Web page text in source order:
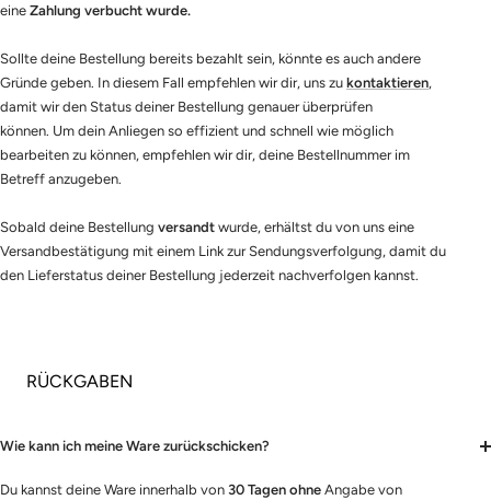
eine Zahlung verbucht wurde.
Sollte deine Bestellung bereits bezahlt sein, könnte es auch andere
Gründe geben. In diesem Fall empfehlen wir dir, uns zu kontaktieren,
damit wir den Status deiner Bestellung genauer überprüfen
können. Um dein Anliegen so effizient und schnell wie möglich
bearbeiten zu können, empfehlen wir dir, deine Bestellnummer im
Betreff anzugeben.
Sobald deine Bestellung versandt wurde, erhältst du von uns eine
Versandbestätigung mit einem Link zur Sendungsverfolgung, damit du
den Lieferstatus deiner Bestellung jederzeit nachverfolgen kannst.
RÜCKGABEN
Wie kann ich meine Ware zurückschicken?
Du kannst deine Ware innerhalb von 30 Tagen ohne Angabe von